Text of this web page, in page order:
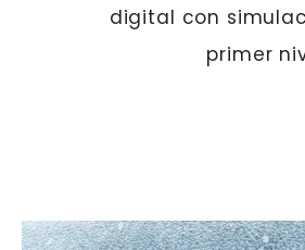
digital con
primer